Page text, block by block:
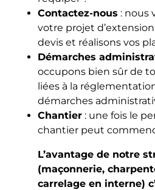
Contactez-nous : nous
votre projet
devis et réalisons vos
Démarches
occupons bien sûr de
liées à la
démarches
Chantier : une fois le
chantier peut
L’avantage de notre
(maçonnerie,
carrelage en interne)